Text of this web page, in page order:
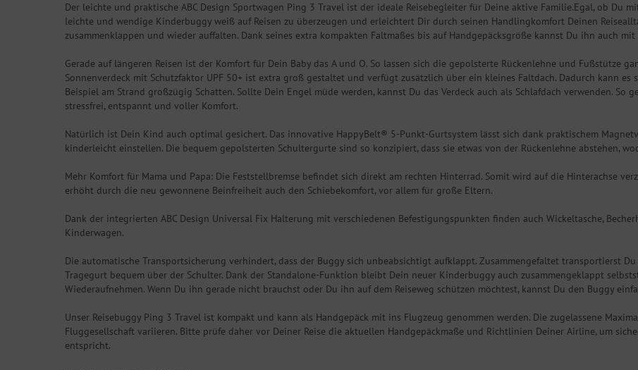
Der leichte und praktische ABC Design Sportwagen Ping 3 Travel ist der ideale Reisebegleiter für Deine aktive Familie.Egal, ob Du
leichte und wendige Kinderbuggy weiß auf Reisen zu überzeugen und erleichtert Dir durch seinen Handlingkomfort Deinen
zusammenklappen und wieder auffalten. Dank seines extra kompakten Faltmaßes bis auf Handgepäcksgröße kannst Du ihn auch
Gerade auf längeren Reisen ist der Komfort für Dein Baby das A und O. So lassen sich die gepolsterte Rückenlehne und Fußstütze
Sonnenverdeck mit Schutzfaktor UPF 50+ ist extra groß gestaltet und verfügt zusätzlich über ein kleines Faltdach. Dadurch kann
Beispiel am Strand großzügig Schatten. Sollte Dein Engel müde werden, kannst Du das Verdeck auch als Schlafdach verwenden. So
stressfrei, entspannt und voller Komfort.
Natürlich ist Dein Kind auch optimal gesichert. Das innovative HappyBelt® 5-Punkt-Gurtsystem lässt sich dank praktischem
kinderleicht einstellen. Die bequem gepolsterten Schultergurte sind so konzipiert, dass sie etwas von der Rückenlehne abstehen,
Mehr Komfort für Mama und Papa: Die Feststellbremse befindet sich direkt am rechten Hinterrad. Somit wird auf die Hinterachse
erhöht durch die neu gewonnene Beinfreiheit auch den Schiebekomfort, vor allem für große Eltern.
Dank der integrierten ABC Design Universal Fix Halterung mit verschiedenen Befestigungspunkten finden auch Wickeltasche,
Kinderwagen.
Die automatische Transportsicherung verhindert, dass der Buggy sich unbeabsichtigt aufklappt. Zusammengefaltet transportierst
Tragegurt bequem über der Schulter. Dank der Standalone-Funktion bleibt Dein neuer Kinderbuggy auch zusammengeklappt
Wiederaufnehmen. Wenn Du ihn gerade nicht brauchst oder Du ihn auf dem Reiseweg schützen möchtest, kannst Du den Buggy
Unser Reisebuggy Ping 3 Travel ist kompakt und kann als Handgepäck mit ins Flugzeug genommen werden. Die zugelassene
Fluggesellschaft variieren. Bitte prüfe daher vor Deiner Reise die aktuellen Handgepäckmaße und Richtlinien Deiner Airline, um
entspricht.